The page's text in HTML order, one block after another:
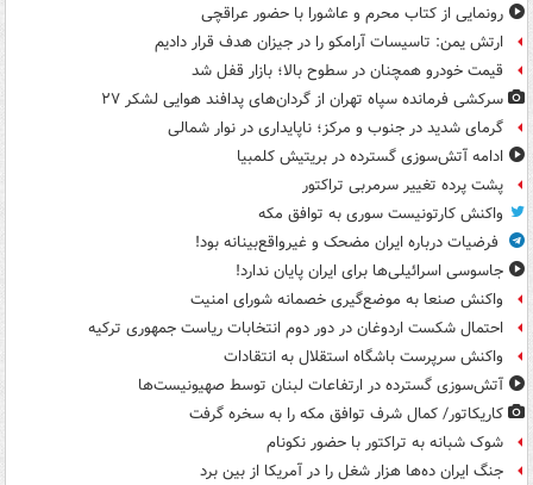
رونمایی از کتاب محرم و عاشورا با حضور عراقچی
ارتش یمن: تاسیسات آرامکو را در جیزان هدف قرار دادیم
قیمت خودرو همچنان در سطوح بالا؛ بازار قفل شد
سرکشی فرمانده سپاه تهران از گردان‌های پدافند هوایی لشکر ۲۷
گرمای شدید در جنوب و مرکز؛ ناپایداری در نوار شمالی
ادامه آتش‌سوزی گسترده در بریتیش کلمبیا
پشت پرده تغییر سرمربی تراکتور
واکنش کارتونیست سوری به توافق مکه
فرضیات درباره ایران مضحک و غیرواقع‌بینانه بود!
جاسوسی اسرائیلی‌ها برای ایران پایان ندارد!
واکنش صنعا به موضع‌گیری خصمانه شورای امنیت
احتمال شکست اردوغان در دور دوم انتخابات ریاست جمهوری ترکیه
واکنش سرپرست باشگاه استقلال به انتقادات
آتش‌سوزی گسترده در ارتفاعات لبنان توسط صهیونیست‌ها
کاریکاتور/ کمال شرف توافق مکه را به سخره گرفت
شوک شبانه به تراکتور با حضور نکونام
جنگ ایران ده‌ها هزار شغل را در آمریکا از بین برد